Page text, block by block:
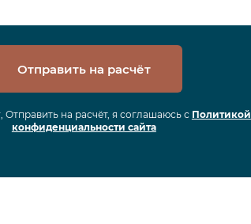
Отправить на расчёт
на расчёт, я соглашаюсь с Политикой
конфиденциальности сайта